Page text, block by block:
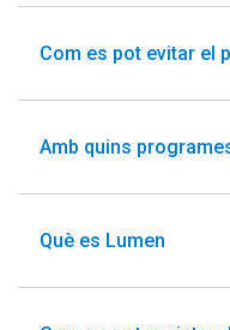
Com es pot evitar el
Amb quins
Què es Lumen